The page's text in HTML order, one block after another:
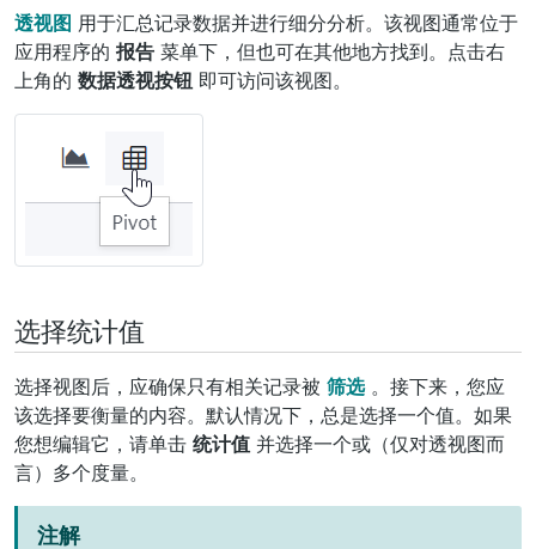
透视图 用于汇总记录数据并进行细分分析。该视图通常位于
应用程序的 报告 菜单下，但也可在其他地方找到。点击右
上角的 数据透视按钮 即可访问该视图。
选择统计值
选择视图后，应确保只有相关记录被 筛选。接下来，您应
该选择要衡量的内容。默认情况下，总是选择一个值。如果
您想编辑它，请单击 统计值 并选择一个或（仅对透视图而
言）多个度量。
注解